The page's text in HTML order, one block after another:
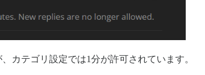
カテゴリ設定では1分が許可されています。